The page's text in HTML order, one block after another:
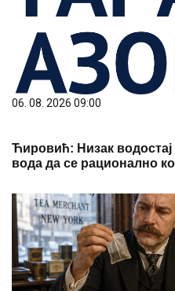
06. 08. 2026 09:00
Ћировић: Низак водостај
вода да се рационално